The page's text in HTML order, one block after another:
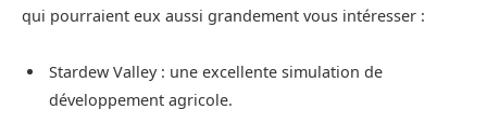
qui pourraient eux aussi grandement vous intéresser :
Stardew Valley : une excellente simulation de
développement agricole.